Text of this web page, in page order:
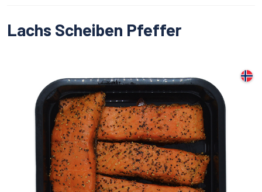
Lachs Scheiben Pfeffer